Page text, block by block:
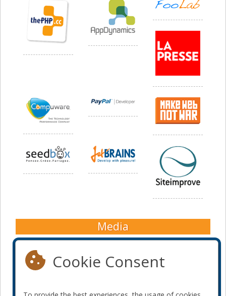
Media
Cookie Consent